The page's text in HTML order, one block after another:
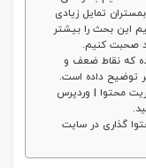
تمایل زیادی
این بحث را بیشتر
صحبت کنیم.
که نقاط ضعف و
توضیح داده است.
محتوا | وردپرس
گذاری در سایت